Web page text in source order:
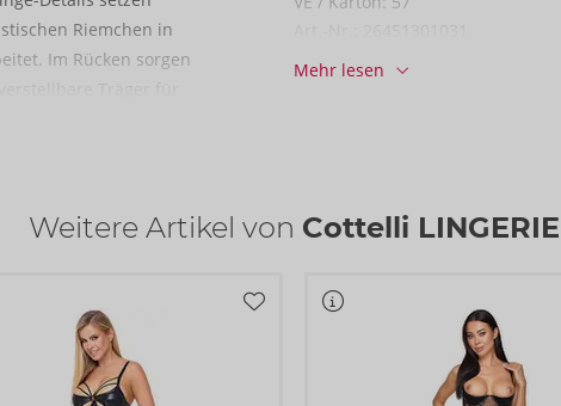
Riemchen in
Im Rücken sorgen
betont optimal Po und
Barcode:
Mehr lesen
Weitere Artikel von Cottelli LINGERIE